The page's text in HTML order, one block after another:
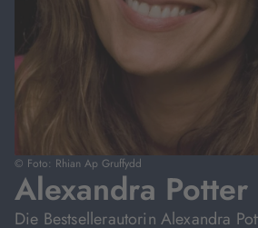
© Foto: Rhian Ap Gruffydd
Alexandra Potter
Die Bestsellerautorin Alexandra